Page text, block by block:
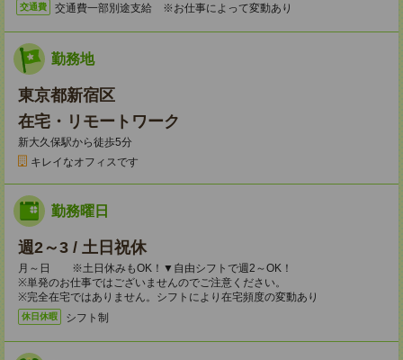
交通費 交通費一部別途支給 ※お仕事によって変動あり
勤務地
東京都新宿区
在宅・リモートワーク
新大久保駅から徒歩5分
キレイなオフィスです
勤務曜日
週2～3 / 土日祝休
月～日 ※土日休みもOK！▼自由シフトで週2～OK！
※単発のお仕事ではございませんのでご注意ください。
※完全在宅ではありません。シフトにより在宅頻度の変動あり
休日休暇 シフト制